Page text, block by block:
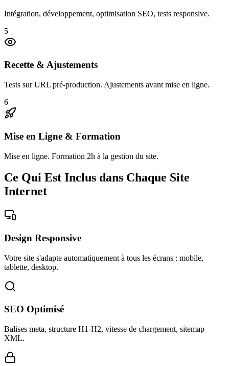
Intégration, développement, optimisation SEO, tests responsive.
5
Recette & Ajustements
Tests sur URL pré-production. Ajustements avant mise en ligne.
6
Mise en Ligne & Formation
Mise en ligne. Formation 2h à la gestion du site.
Ce Qui Est Inclus dans Chaque Site
Internet
Design Responsive
Votre site s'adapte automatiquement à tous les écrans : mobile,
tablette, desktop.
SEO Optimisé
Balises meta, structure H1-H2, vitesse de chargement, sitemap
XML.